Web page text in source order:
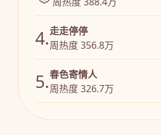
4.走走停停
周热度 356.8万
5.春色寄情人
周热度 326.7万